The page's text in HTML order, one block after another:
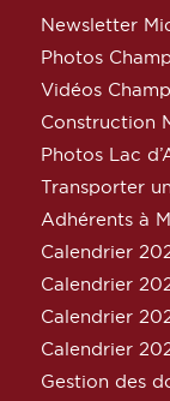
Newsletter
Photos
Vidéos
Construction
Photos Lac
Transporter
Adhérents à
Calendrier
Calendrier
Calendrier
Calendrier
Gestion des